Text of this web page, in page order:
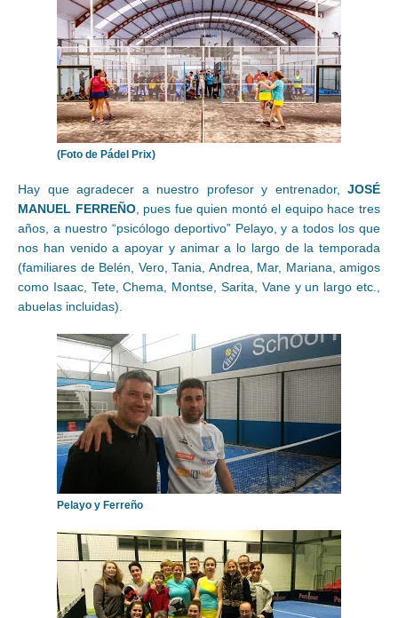
(Foto de Pádel Prix)
Hay que agradecer a nuestro profesor y entrenador, JOSÉ
MANUEL FERREÑO, pues fue quien montó el equipo hace tres
años, a nuestro “psicólogo deportivo” Pelayo, y a todos los que
nos han venido a apoyar y animar a lo largo de la temporada
(familiares de Belén, Vero, Tania, Andrea, Mar, Mariana, amigos
como Isaac, Tete, Chema, Montse, Sarita, Vane y un largo etc.,
abuelas incluidas).
Pelayo y Ferreño